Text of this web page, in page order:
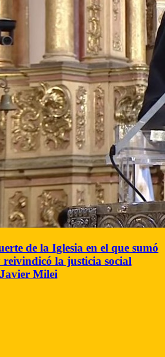
de la Iglesia en el que sumó
la justicia social
Milei